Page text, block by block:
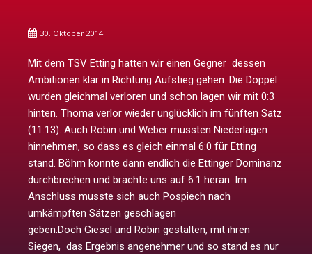
30. Oktober 2014
Mit dem TSV Etting hatten wir einen Gegner dessen
Ambitionen klar in Richtung Aufstieg gehen. Die Doppel
wurden gleichmal verloren und schon lagen wir mit 0:3
hinten. Thoma verlor wieder unglücklich im fünften Satz
(11:13). Auch Robin und Weber mussten Niederlagen
hinnehmen, so dass es gleich einmal 6:0 für Etting
stand. Böhm konnte dann endlich die Ettinger Dominanz
durchbrechen und brachte uns auf 6:1 heran. Im
Anschluss musste sich auch Pospiech nach
umkämpften Sätzen geschlagen
geben.Doch Giesel und Robin gestalten, mit ihren
Siegen, das Ergebnis angenehmer und so stand es nur